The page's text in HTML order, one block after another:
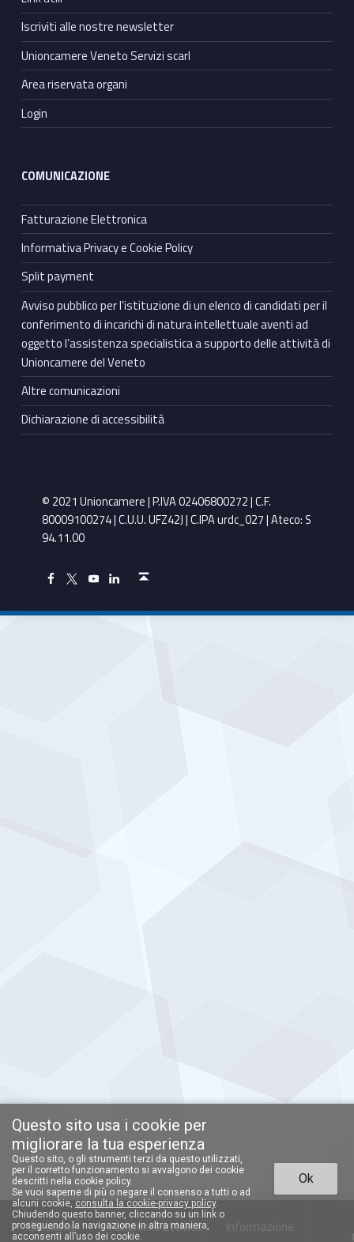
Chi siamo Funzioni e attività Informazione
p
r
e
s
e
Iscriviti alle nostre newsletter
Unioncamere Veneto Servizi scarl
Area riservata organi
Login
COMUNICAZIONE
Fatturazione Elettronica
Informativa Privacy e Cookie Policy
Split payment
Avviso pubblico per l’istituzione di un elenco di candidati per il
conferimento di incarichi di natura intellettuale aventi ad
oggetto l’assistenza specialistica a supporto delle attività di
Unioncamere del Veneto
Altre comunicazioni
Dichiarazione di accessibilità
© 2021 Unioncamere | P.IVA 02406800272 | C.F.
80009100274 | C.U.U. UFZ42J | C.IPA urdc_027 | Ateco: S
94.11.00
Facebook Unioncamere VenetoTwitter Unioncamere VenetoYoutube Unioncamere VenetoLinkedin Unioncamere Veneto
Questo sito usa i cookie per
migliorare la tua esperienza
Questo sito, o gli strumenti terzi da questo utilizzati,
per il corretto funzionamento si avvalgono dei cookie
descritti nella cookie policy.
Se vuoi saperne di più o negare il consenso a tutti o ad
alcuni cookie, consulta la cookie-privacy policy.
Chiudendo questo banner, cliccando su un link o
proseguendo la navigazione in altra maniera,
acconsenti all’uso dei cookie.
Ok